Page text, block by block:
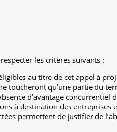
les critères suivants :
au titre de cet appel à
toucheront qu’une partie du
d’avantage
à destination des
permettent de justifier de